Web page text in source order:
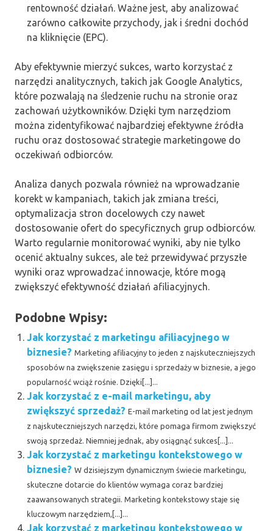
rentowność działań. Ważne jest, aby analizować
zarówno całkowite przychody, jak i średni dochód
na kliknięcie (EPC).
Aby efektywnie mierzyć sukces, warto korzystać z
narzędzi analitycznych, takich jak Google Analytics,
które pozwalają na śledzenie ruchu na stronie oraz
zachowań użytkowników. Dzięki tym narzędziom
można zidentyfikować najbardziej efektywne źródła
ruchu oraz dostosować strategie marketingowe do
oczekiwań odbiorców.
Analiza danych pozwala również na wprowadzanie
korekt w kampaniach, takich jak zmiana treści,
optymalizacja stron docelowych czy nawet
dostosowanie ofert do specyficznych grup odbiorców.
Warto regularnie monitorować wyniki, aby nie tylko
ocenić aktualny sukces, ale też przewidywać przyszłe
wyniki oraz wprowadzać innowacje, które mogą
zwiększyć efektywność działań afiliacyjnych.
Podobne Wpisy:
Jak korzystać z marketingu afiliacyjnego w
biznesie? Marketing afiliacyjny to jeden z najskuteczniejszych
sposobów na zwiększenie zasięgu i sprzedaży w biznesie, a jego
popularność wciąż rośnie. Dzięki[...]...
Jak korzystać z e-mail marketingu, aby
zwiększyć sprzedaż? E-mail marketing od lat jest jednym
z najskuteczniejszych narzędzi, które pomaga firmom zwiększyć
swoją sprzedaż. Niemniej jednak, aby osiągnąć sukces[...]...
Jak korzystać z marketingu kontekstowego w
biznesie? W dzisiejszym dynamicznym świecie marketingu,
skuteczne dotarcie do klientów wymaga coraz bardziej
zaawansowanych strategii. Marketing kontekstowy staje się
kluczowym narzędziem,[...]...
Jak korzystać z marketingu kontekstowego w